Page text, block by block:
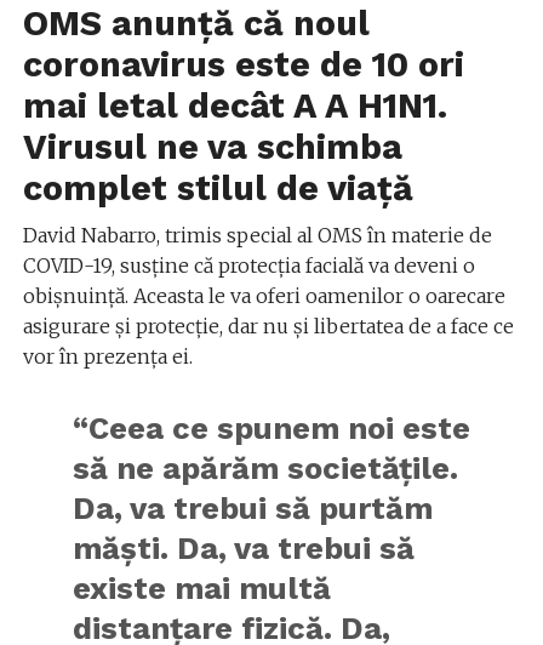
OMS anunță că noul
coronavirus este de 10 ori
mai letal decât A A H1N1.
Virusul ne va schimba
complet stilul de viață
David Nabarro, trimis special al OMS în materie de
COVID-19, susține că protecția facială va deveni o
obișnuință. Aceasta le va oferi oamenilor o oarecare
asigurare și protecție, dar nu și libertatea de a face ce
vor în prezența ei.
“Ceea ce spunem noi este
să ne apărăm societăţile.
Da, va trebui să purtăm
măşti. Da, va trebui să
existe mai multă
distanţare fizică. Da,